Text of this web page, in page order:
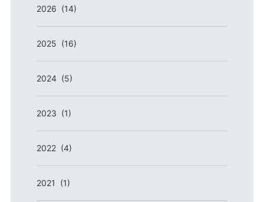
2026 (14)
2025 (16)
2024 (5)
2023 (1)
2022 (4)
2021 (1)